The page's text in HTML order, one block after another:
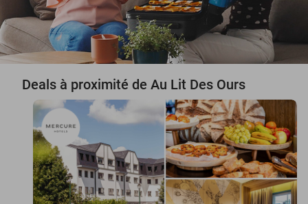
Deals à proximité de Au Lit Des Ours